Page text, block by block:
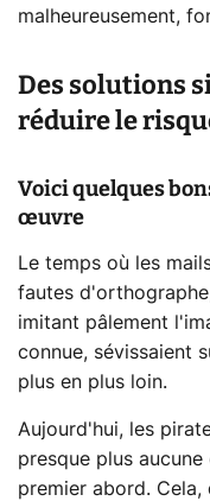
malheureusement,
Des solutions
réduire le
Voici quelques
œuvre
Le temps où les
fautes
imitant pâlement
connue, sévissaient
plus en plus loin.
Aujourd'hui, les
presque plus
premier abord.